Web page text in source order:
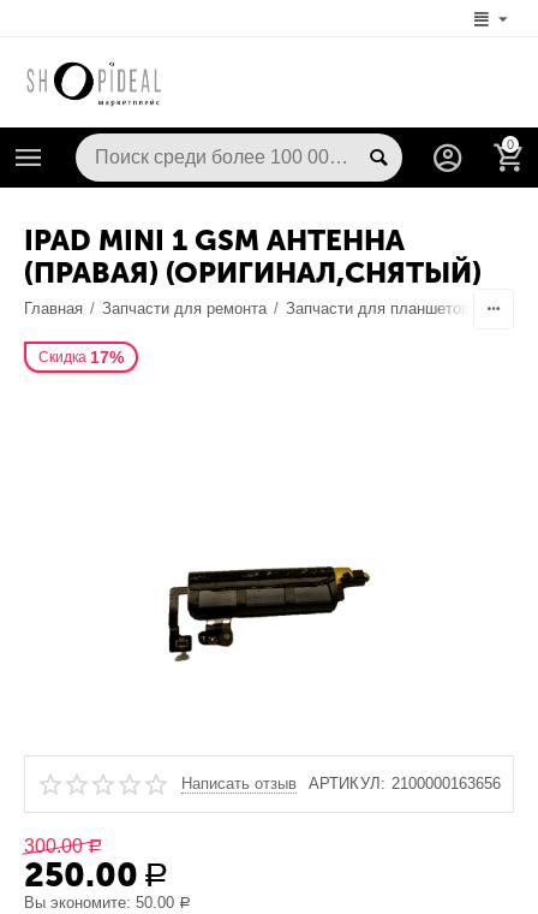
0
IPAD MINI 1 GSM АНТЕННА
(ПРАВАЯ) (ОРИГИНАЛ,СНЯТЫЙ)
Главная / Запчасти для ремонта / Запчасти для планшетов
Скидка 17%
Написать отзыв АРТИКУЛ: 2100000163656
300.00 Р
250.00 Р
Вы экономите:50.00 Р